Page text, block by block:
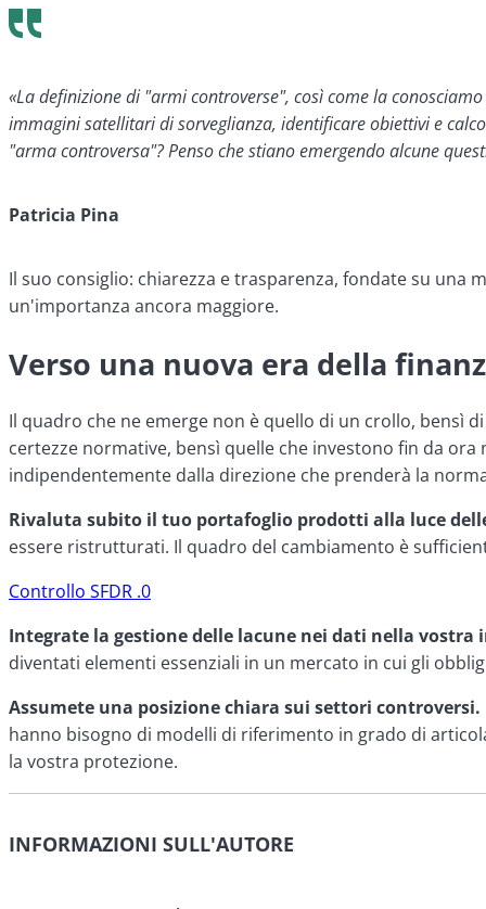
«La definizione di "armi controverse", così come la
immagini satellitari di sorveglianza, identificare obiettivi e
"arma controversa"? Penso che stiano emergendo alcune
Patricia Pina
Il suo consiglio: chiarezza e trasparenza, fondate su
un'importanza ancora maggiore.
Verso una nuova era della
Il quadro che ne emerge non è quello di un crollo, bensì
certezze normative, bensì quelle che investono fin da
indipendentemente dalla direzione che prenderà la
Rivaluta subito il tuo portafoglio prodotti alla luce
essere ristrutturati. Il quadro del cambiamento è
Controllo SFDR .0
Integrate la gestione delle lacune nei dati nella
diventati elementi essenziali in un mercato in cui gli
Assumete una posizione chiara sui settori
hanno bisogno di modelli di riferimento in grado di
la vostra protezione.
INFORMAZIONI SULL'AUTORE